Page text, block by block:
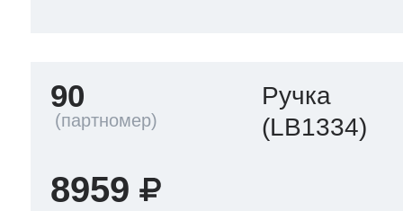
90
Ручка
(LB1334)
8959